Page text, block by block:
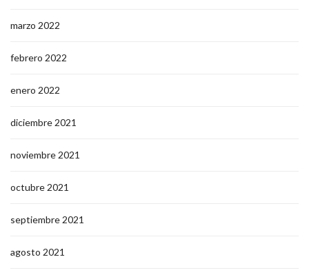
marzo 2022
febrero 2022
enero 2022
diciembre 2021
noviembre 2021
octubre 2021
septiembre 2021
agosto 2021